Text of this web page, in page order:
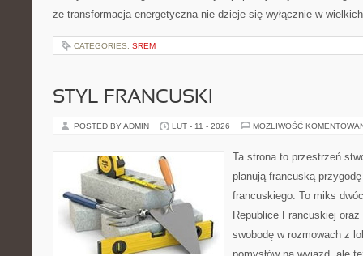
że transformacja energetyczna nie dzieje się wyłącznie w
CATEGORIES: ŚREM
STYL FRANCUSKI
POSTED BY ADMIN LUT - 11 - 2026 MOŻLIWOŚĆ
Ta strona to przestrzeń
planują francuską
francuskiego. To miks
Republice Francuskiej
swobodę w rozmowach z